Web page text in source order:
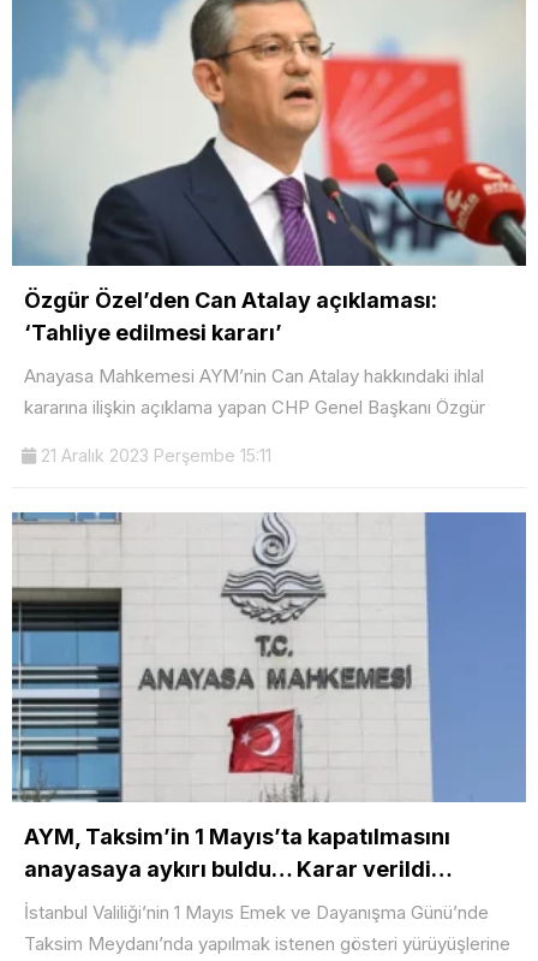
Özgür Özel’den Can Atalay açıklaması:
‘Tahliye edilmesi kararı’
Anayasa Mahkemesi AYM’nin Can Atalay hakkındaki ihlal
kararına ilişkin açıklama yapan CHP Genel Başkanı Özgür
21 Aralık 2023 Perşembe 15:11
AYM, Taksim’in 1 Mayıs’ta kapatılmasını
anayasaya aykırı buldu… Karar verildi…
İstanbul Valiliği’nin 1 Mayıs Emek ve Dayanışma Günü’nde
Taksim Meydanı’nda yapılmak istenen gösteri yürüyüşlerine